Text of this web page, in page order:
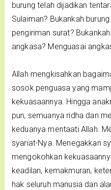
burung telah dijadikan
Sulaiman? Bukankah
pengiriman surat?
angkasa? Menguasai
Allah mengkisahkan
sosok penguasa yang
kekuasaannya. Hingga
pun, semuanya ridha dan
keduanya mentaati Allah.
syariat-Nya. Menegakkan
mengokohkan
keadilan, kemakmuran,
hak seluruh manusia dan